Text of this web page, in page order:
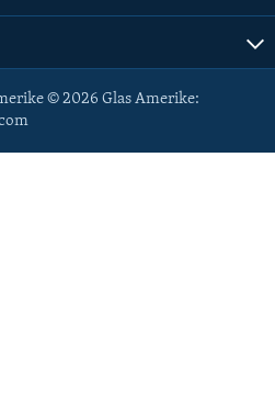
© 2026 Glas Amerike: